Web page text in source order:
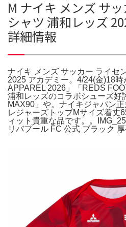
M ナイキ メンズ サ
シャツ 浦和レッズ
詳細情報
ナイキ メンズ サッカー ライセ
2025 アカデミー。4/24(金)18
APPAREL 2026」「REDS
浦和レッズのコラボシューズ好
MAX90」や。ナイキジャパン
レジャーズトップMサイズ着丈
ィット貴重な品です。。
リバプール FC 公式 ブラック